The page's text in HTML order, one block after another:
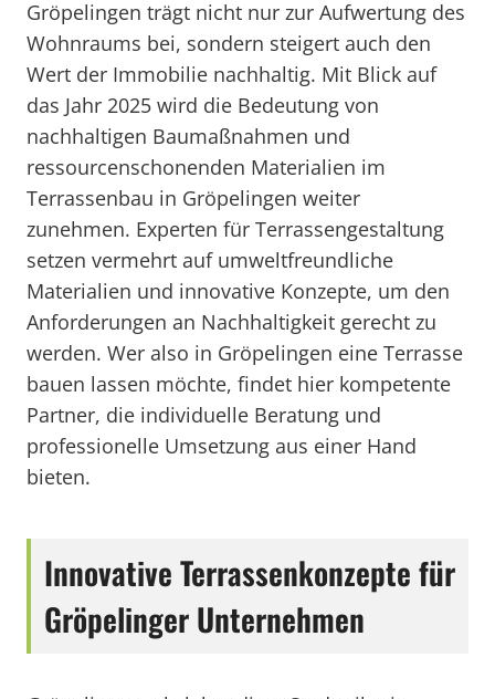
Gröpelingen trägt nicht nur zur Aufwertung des
Wohnraums bei, sondern steigert auch den
Wert der Immobilie nachhaltig. Mit Blick auf
das Jahr 2025 wird die Bedeutung von
nachhaltigen Baumaßnahmen und
ressourcenschonenden Materialien im
Terrassenbau in Gröpelingen weiter
zunehmen. Experten für Terrassengestaltung
setzen vermehrt auf umweltfreundliche
Materialien und innovative Konzepte, um den
Anforderungen an Nachhaltigkeit gerecht zu
werden. Wer also in Gröpelingen eine Terrasse
bauen lassen möchte, findet hier kompetente
Partner, die individuelle Beratung und
professionelle Umsetzung aus einer Hand
bieten.
Innovative Terrassenkonzepte für
Gröpelinger Unternehmen